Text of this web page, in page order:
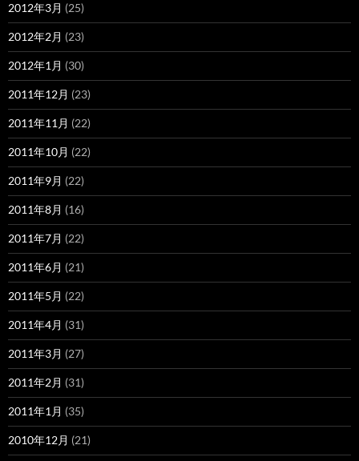
2012年3月 (25)
2012年2月 (23)
2012年1月 (30)
2011年12月 (23)
2011年11月 (22)
2011年10月 (22)
2011年9月 (22)
2011年8月 (16)
2011年7月 (22)
2011年6月 (21)
2011年5月 (22)
2011年4月 (31)
2011年3月 (27)
2011年2月 (31)
2011年1月 (35)
2010年12月 (21)